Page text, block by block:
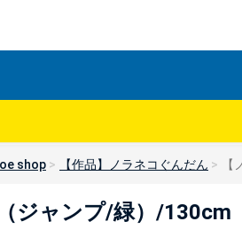
shop 【作品】ノラネコぐんだん
ジャンプ/緑）/130cm